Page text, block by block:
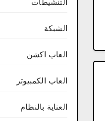
التنشيطات
الشبكة
العاب اكشن
العاب الكمبيوتر
العناية بالنظام